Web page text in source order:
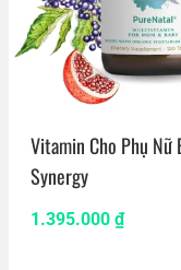
Vitamin Cho Phụ
Synergy
1.395.000 ₫